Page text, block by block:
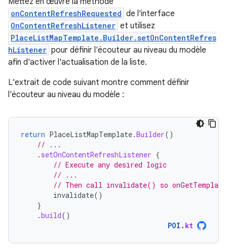
onContentRefreshRequested de l'interface
OnContentRefreshListener et utilisez
PlaceListMapTemplate.Builder.setOnContentRefres
hListener pour définir l'écouteur au niveau du modèle
afin d'activer l'actualisation de la liste.
L'extrait de code suivant montre comment définir
l'écouteur au niveau du modèle :
return PlaceListMapTemplate.Builder()
// ...
. setOnContentRefreshListener {
// Execute any desired logic
// ...
// Then call invalidate() so
invalidate()
}
.build()
POI . kt